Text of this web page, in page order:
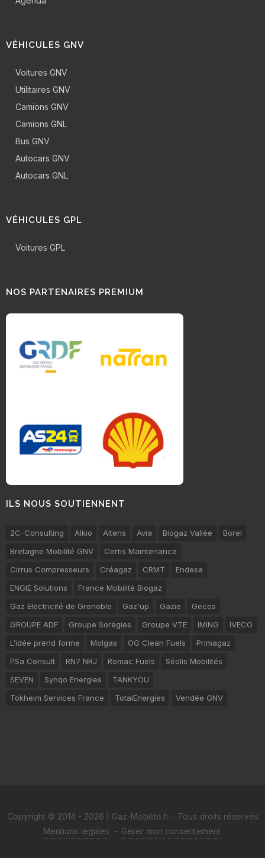
VÉHICULES GNV
Voitures GNV
Utilitaires GNV
Camions GNV
Camions GNL
Bus GNV
Autocars GNV
Autocars GNL
VÉHICULES GPL
Voitures GPL
NOS PARTENAIRES PREMIUM
ILS NOUS SOUTIENNENT
2C-Consulting Alkio Altens Avia Biogaz Vallée
Borel
Bretagne Mobilité GNV
Certis Maintenance
Cirrus Compresseurs
Créagaz CRMT
Endesa
ENGIE Solutions
France Mobilité Biogaz
Gaz Electricité de Grenoble
Gaz'up Gazie
Gecos
GROUPE ADF
Groupe Sorégies Groupe VTE IMING
IVECO
L’idée prend forme
Molgas OG Clean Fuels
Primagaz
PSa Consult
RN7 NRJ Romac Fuels
Séolis Mobilités
SEVEN
Synqo Energies
TANKYOU
Tokheim Services France
TotalEnergies Vendée GNV
Copyright © 2014 - 2026 | Gaz-Mobilite.fr - Tous droits réservés
Mentions légales - Gérer mon consentement